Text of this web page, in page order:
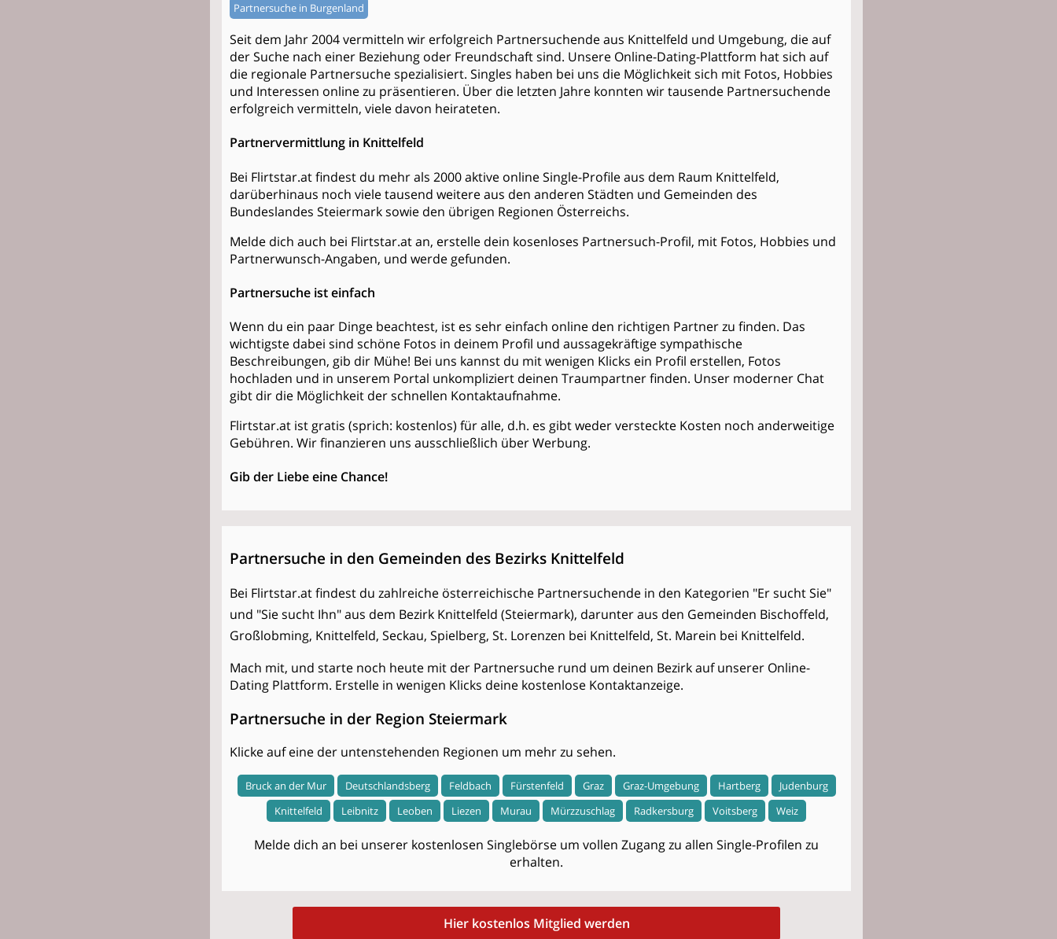
Partnersuche in Burgenland
Seit dem Jahr 2004 vermitteln wir erfolgreich Partnersuchende aus Knittelfeld und Umgebung, die auf
der Suche nach einer Beziehung oder Freundschaft sind. Unsere Online-Dating-Plattform hat sich auf
die regionale Partnersuche spezialisiert. Singles haben bei uns die Möglichkeit sich mit Fotos, Hobbies
und Interessen online zu präsentieren. Über die letzten Jahre konnten wir tausende Partnersuchende
erfolgreich vermitteln, viele davon heirateten.
Partnervermittlung in Knittelfeld
Bei Flirtstar.at findest du mehr als 2000 aktive online Single-Profile aus dem Raum Knittelfeld,
darüberhinaus noch viele tausend weitere aus den anderen Städten und Gemeinden des
Bundeslandes Steiermark sowie den übrigen Regionen Österreichs.
Melde dich auch bei Flirtstar.at an, erstelle dein kosenloses Partnersuch-Profil, mit Fotos, Hobbies und
Partnerwunsch-Angaben, und werde gefunden.
Partnersuche ist einfach
Wenn du ein paar Dinge beachtest, ist es sehr einfach online den richtigen Partner zu finden. Das
wichtigste dabei sind schöne Fotos in deinem Profil und aussagekräftige sympathische
Beschreibungen, gib dir Mühe! Bei uns kannst du mit wenigen Klicks ein Profil erstellen, Fotos
hochladen und in unserem Portal unkompliziert deinen Traumpartner finden. Unser moderner Chat
gibt dir die Möglichkeit der schnellen Kontaktaufnahme.
Flirtstar.at ist gratis (sprich: kostenlos) für alle, d.h. es gibt weder versteckte Kosten noch anderweitige
Gebühren. Wir finanzieren uns ausschließlich über Werbung.
Gib der Liebe eine Chance!
Partnersuche in den Gemeinden des Bezirks Knittelfeld
Bei Flirtstar.at findest du zahlreiche österreichische Partnersuchende in den Kategorien "Er sucht Sie"
und "Sie sucht Ihn" aus dem Bezirk Knittelfeld (Steiermark), darunter aus den Gemeinden Bischoffeld,
Großlobming, Knittelfeld, Seckau, Spielberg, St. Lorenzen bei Knittelfeld, St. Marein bei Knittelfeld.
Mach mit, und starte noch heute mit der Partnersuche rund um deinen Bezirk auf unserer Online-
Dating Plattform. Erstelle in wenigen Klicks deine kostenlose Kontaktanzeige.
Partnersuche in der Region Steiermark
Klicke auf eine der untenstehenden Regionen um mehr zu sehen.
Bruck an der Mur Deutschlandsberg Feldbach Fürstenfeld Graz Graz-Umgebung Hartberg
Judenburg
Knittelfeld
Leibnitz Leoben Liezen Murau Mürzzuschlag Radkersburg Voitsberg Weiz
Melde dich an bei unserer kostenlosen Singlebörse um vollen Zugang zu allen Single-Profilen zu
erhalten.
Hier kostenlos Mitglied werden